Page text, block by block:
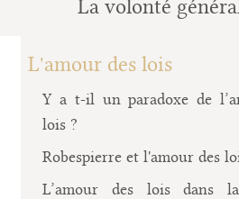
La volonté
L'amour des lois
Y a t-il un paradoxe de
lois ?
Robespierre et l'amour des
L’amour des lois dans